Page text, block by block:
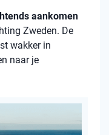
aankomen
Zweden. De
wakker in
naar je